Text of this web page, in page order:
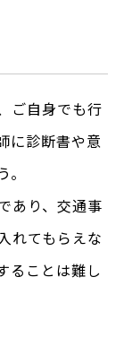
ご自身でも行
に診断書や意
あり、交通事
れてもらえな
ることは難し